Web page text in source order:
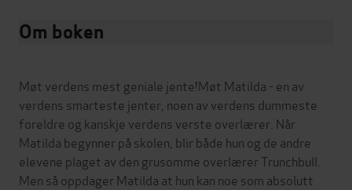
Om boken
Møt verdens mest geniale jente!Møt Matilda - en av
verdens smarteste jenter, noen av verdens dummeste
foreldre og kanskje verdens verste overlærer. Når
Matilda begynner på skolen, blir både hun og de andre
elevene plaget av den grusomme overlærer Trunchbull.
Men så oppdager Matilda at hun kan noe som absolutt